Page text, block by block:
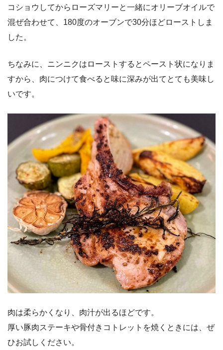
コショウしてからローズマリーと一緒にオリーブオイルで
混ぜ合わせて、180度のオーブンで30分ほどローストしま
した。
ちなみに、ニンニクはローストするとペースト状になりま
すから、肉につけて食べると味に深みが出てとても美味し
いです。
肉は柔らかくなり、肉汁が出るほどです。
厚い豚肉ステーキや骨付きコトレットを焼くときには、ぜ
ひお試しください。